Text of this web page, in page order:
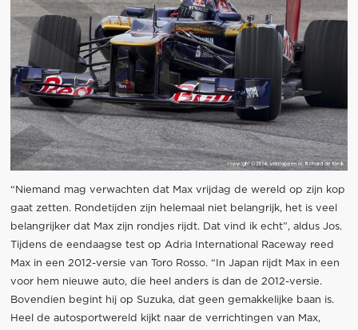
“Niemand mag verwachten dat Max vrijdag de wereld op zijn kop
gaat zetten. Rondetijden zijn helemaal niet belangrijk, het is veel
belangrijker dat Max zijn rondjes rijdt. Dat vind ik echt”, aldus Jos.
Tijdens de eendaagse test op Adria International Raceway reed
Max in een 2012-versie van Toro Rosso. “In Japan rijdt Max in een
voor hem nieuwe auto, die heel anders is dan de 2012-versie.
Bovendien begint hij op Suzuka, dat geen gemakkelijke baan is.
Heel de autosportwereld kijkt naar de verrichtingen van Max,